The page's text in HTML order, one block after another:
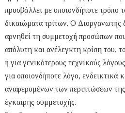
προσβάλλει με οποιονδήποτε τρόπο
δικαιώματα τρίτων. Ο Διοργανωτής
αρνηθεί τη συμμετοχή προσώπων
απόλυτη και ανέλεγκτη κρίση του,
ή για γενικότερους τεχνικούς
για οποιονδήποτε λόγο, ενδεικτικά
αναφερομένων των περιπτώσεων
έγκαιρης συμμετοχής.